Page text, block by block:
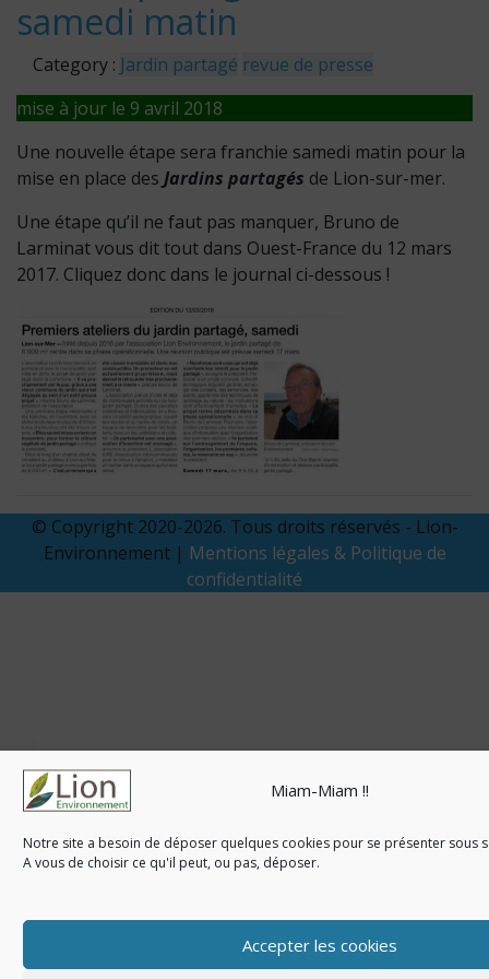
Miam-Miam !!
Notre site a besoin de déposer quelques cookies pour se présenter sous
A vous de choisir ce qu'il peut, ou pas, déposer.
Accepter les cookies
samedi matin
Category : Jardin partagé revue de presse
mise à jour le 9 avril 2018
Une nouvelle étape sera franchie samedi matin pour la
mise en place des Jardins partagés de Lion-sur-mer.
Une étape qu’il ne faut pas manquer, Bruno de
Larminat vous dit tout dans Ouest-France du 12 mars
2017. Cliquez donc dans le journal ci-dessous !
© Copyright 2020-2026. Tous droits réservés - Lion-
Environnement | Mentions légales & Politique de
confidentialité